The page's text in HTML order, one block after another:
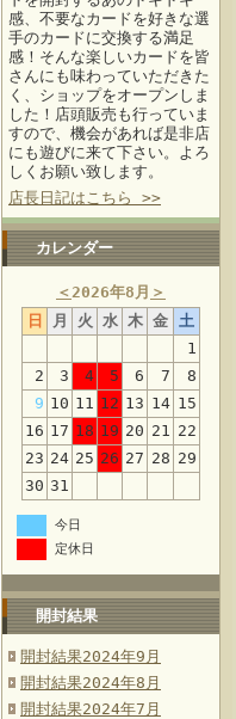
感、不要なカードを好きな選
手のカードに交換する満足
感！そんな楽しいカードを皆
さんにも味わっていただきた
く、ショップをオープンしま
した！店頭販売も行っていま
すので、機会があれば是非店
にも遊びに来て下さい。よろ
しくお願い致します。
店長日記はこちら >>
カレンダー
＜2026年8月 ＞
日
月 火 水 木 金 土
1
2
3 4 5 6 7
8
9 10 11 12 13 14 15
16 17 18 19 20 21 22
23 24 25 26 27 28 29
30 31
今日
定休日
開封結果
開封結果2024年9月
開封結果2024年8月
開封結果2024年7月